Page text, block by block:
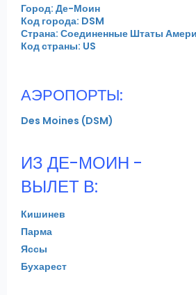
Город: Де-Моин
Код города: DSM
Страна: Соединенные Штаты
Код страны: US
АЭРОПОРТЫ:
Des Moines (DSM)
ИЗ ДЕ-МОИН -
ВЫЛЕТ В:
Кишинев
Парма
Яссы
Бухарест